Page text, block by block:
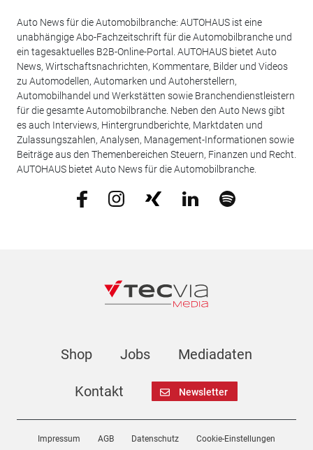
Auto News für die Automobilbranche: AUTOHAUS ist eine
unabhängige Abo-Fachzeitschrift für die Automobilbranche und
ein tagesaktuelles B2B-Online-Portal. AUTOHAUS bietet Auto
News, Wirtschaftsnachrichten, Kommentare, Bilder und Videos
zu Automodellen, Automarken und Autoherstellern,
Automobilhandel und Werkstätten sowie Branchendienstleistern
für die gesamte Automobilbranche. Neben den Auto News gibt
es auch Interviews, Hintergrundberichte, Marktdaten und
Zulassungszahlen, Analysen, Management-Informationen sowie
Beiträge aus den Themenbereichen Steuern, Finanzen und Recht.
AUTOHAUS bietet Auto News für die Automobilbranche.
Shop Jobs Mediadaten
Kontakt Newsletter
Impressum AGB Datenschutz Cookie-Einstellungen